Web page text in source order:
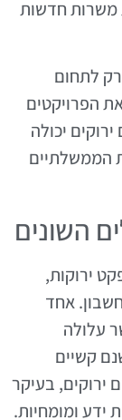
משרות חדשות
לתחום
הפרויקטים
יכולה
הממשלתיים
השונים
ירוקות,
אחד
עלולה
קשיים
ירוקים, בעיקר
ידע ומומחיות.